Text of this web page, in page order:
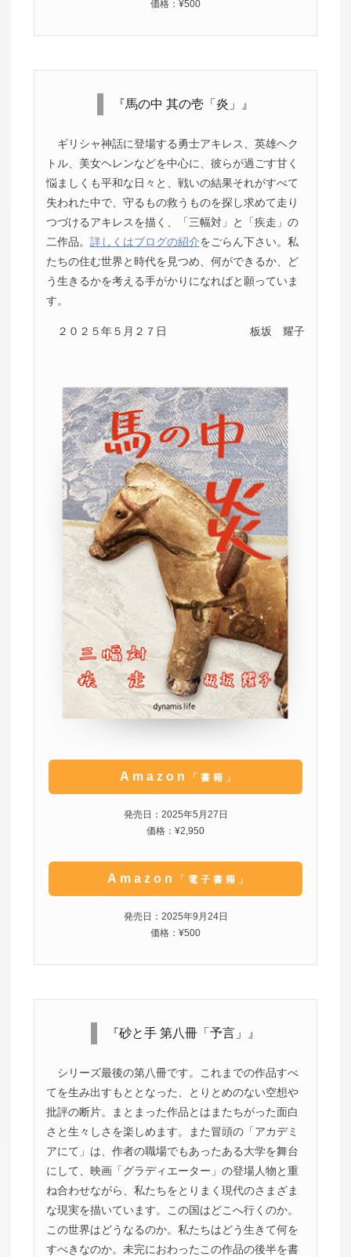
価格：¥500
『馬の中 其の壱「炎」』
ギリシャ神話に登場する勇士アキレス、英雄ヘク
トル、美女ヘレンなどを中心に、彼らが過ごす甘く
悩ましくも平和な日々と、戦いの結果それがすべて
失われた中で、守るもの救うものを探し求めて走り
つづけるアキレスを描く、「三幅対」と「疾走」の
二作品。 詳しくはブログの紹介をごらん下さい。私
たちの住む世界と時代を見つめ、何ができるか、ど
う生きるかを考える手がかりになればと願っていま
す。
２０２５年５月２７日 板坂 耀子
Amazon 「書籍」
発売日：2025年5月27日
価格：¥2,950
Amazon 「電子書籍」
発売日：2025年9月24日
価格：¥500
『砂と手 第八冊「予言」』
シリーズ最後の第八冊です。これまでの作品すべ
てを生み出すもととなった、とりとめのない空想や
批評の断片。まとまった作品とはまたちがった面白
さと生々しさを楽しめます。また冒頭の「アカデミ
アにて」は、作者の職場でもあったある大学を舞台
にして、映画「グラディエーター」の登場人物と重
ね合わせながら、私たちをとりまく現代のさまざま
な現実を描いています。この国はどこへ行くのか。
この世界はどうなるのか。私たちはどう生きて何を
すべきなのか。未完におわったこの作品の後半を書